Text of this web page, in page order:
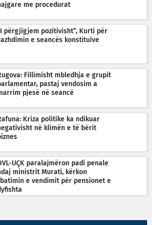
me procedurat
përgjigjem pozitivisht”, Kurti për
e seancës konstituive
Fillimisht mbledhja e grupit
pastaj vendosim a
pjesë në seancë
Kriza politike ka ndikuar
në klimën e të bërit
UÇK paralajmëron padi penale
ministrit Murati, kërkon
e vendimit për pensionet e